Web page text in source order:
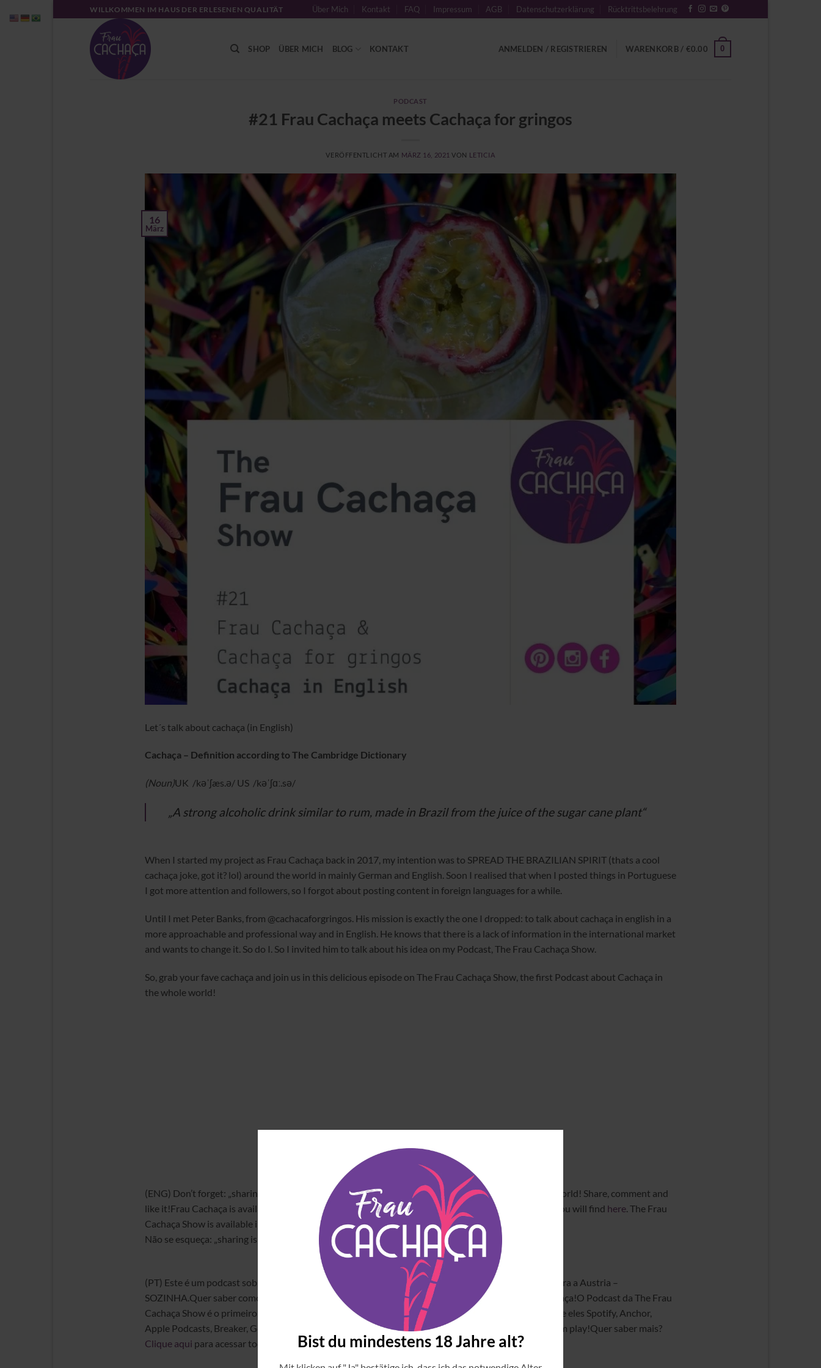
Bist du mindestens 18 Jahre alt?
Inhalt
WILLKOMMEN IM HAUS DER ERLESENEN QUALITÄT Über Mich Kontakt FAQ Impressum AGB Datenschutzerklärung Rücktrittsbelehrung
SHOP ÜBER MICH BLOG KONTAKT ANMELDEN / REGISTRIEREN WARENKORB / €0.00 0
PODCAST
#21 Frau Cachaça meets Cachaça for gringos
VERÖFFENTLICHT AM MÄRZ 16, 2021 VON LETICIA
16
März
Let´s talk about cachaça (in English)
Cachaça – Definition according to The Cambridge Dictionary
(Noun)UK /kəˈʃæs.ə/ US /kəˈʃɑː.sə/
„A strong alcoholic drink similar to rum, made in Brazil from the juice of the sugar cane plant“
When I started my project as Frau Cachaça back in 2017, my intention was to SPREAD THE BRAZILIAN SPIRIT (thats a cool
cachaça joke, got it? lol) around the world in mainly German and English. Soon I realised that when I posted things in Portuguese
I got more attention and followers, so I forgot about posting content in foreign languages for a while.
Until I met Peter Banks, from @cachacaforgringos. His mission is exactly the one I dropped: to talk about cachaça in english in a
more approachable and professional way and in English. He knows that there is a lack of information in the international market
and wants to change it. So do I. So I invited him to talk about his idea on my Podcast, The Frau Cachaça Show.
So, grab your fave cachaça and join us in this delicious episode on The Frau Cachaça Show, the first Podcast about Cachaça in
the whole world!
(ENG) Don’t forget: „sharing is caring“! help Frau Cachaça to spread the Brazilian spirit around the world! Share, comment and
like it!Frau Cachaça is available on Facebook, Instagram, Pinterest. All the links related to my work you will find here. The Frau
Cachaça Show is available in 8 different platforms, including Spotify and Anchor.
Não se esqueça: „sharing is caring“.Ajuda a tia da cachaça, a Frau Cachaça!
(PT) Este é um podcast sobre a vida de uma brasileira que decidiu se aventurar e importar cachaça para a Austria –
SOZINHA.Quer saber como as coisas funcionam por traz dos holofotes? Bora lá escutar a Frau Cachaça!O Podcast da The Frau
Cachaça Show é o primeiro Podcast sobre cachaça do mundo e está disponível em vários canais, entre eles Spotify, Anchor,
Apple Podcasts, Breaker, Google Podcasts, Overcast e Radio Public! Bora pegar uma cachaça e dar um play!Quer saber mais?
Clique aqui para acessar todos os links da Frau Cachaça!